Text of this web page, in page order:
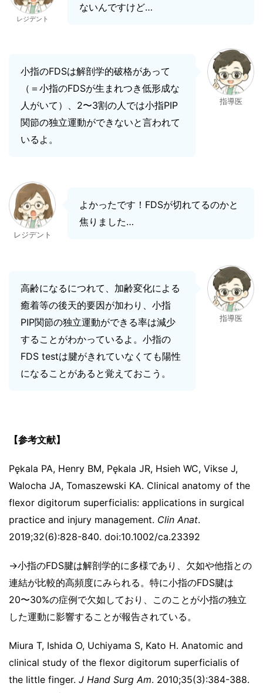
レジデント
ないんですけど…
小指のFDSは解剖学的破格があって
（＝小指のFDSが生まれつき低形成な
人がいて）、2〜3割の人では小指PIP
関節の独立運動ができないと言われて
いるよ。
指導医
レジデント
よかったです！FDSが切れてるのかと
焦りました…
高齢になるにつれて、加齢変化による
癒着等の後天的要因が加わり、小指
PIP関節の独立運動ができる率は減少
することがわかっているよ。小指の
FDS testは腱がきれていなくても陽性
になることがあると覚えておこう。
指導医
【参考文献】
Pękala PA, Henry BM, Pękala JR, Hsieh WC, Vikse J,
Walocha JA, Tomaszewski KA. Clinical anatomy of the
flexor digitorum superficialis: applications in surgical
practice and injury management. Clin Anat.
2019;32(6):828-840. doi:10.1002/ca.23392
→小指のFDS腱は解剖学的に多様であり、欠如や他指との
連結が比較的高頻度にみられる。特に小指のFDS腱は
20〜30%の症例で欠如しており、このことが小指の独立
した運動に影響することが報告されている。
Miura T, Ishida O, Uchiyama S, Kato H. Anatomic and
clinical study of the flexor digitorum superficialis of
the little finger. J Hand Surg Am. 2010;35(3):384-388.